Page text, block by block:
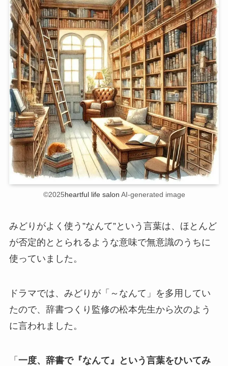
©2025heartful life salon AI-generated image
みどりがよく使う”なんて”という言葉は、ほとんど
が否定的ととられるような意味で無意識のうちに
使っていました。
ドラマでは、みどりが「～なんて」を多用してい
たので、辞書つくり監修の松本先生から次のよう
に言われました。
「 一度、辞書で『なんて』という言葉をひいてみ